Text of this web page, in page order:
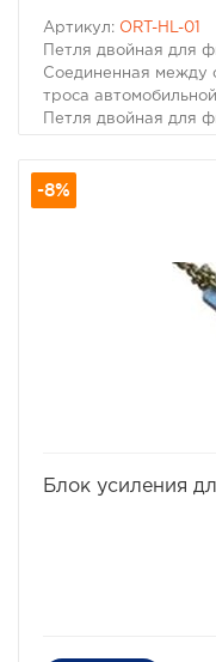
Артикул: ORT-HL-01
Петля двойная для
Соединенная между
троса
Петля двойная для
-8%
Блок усиления